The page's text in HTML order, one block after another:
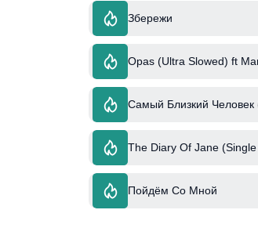
Збережи
Opas (Ultra Slowed) ft
Самый Близкий Человек
The Diary Of Jane
Пойдём Со Мной